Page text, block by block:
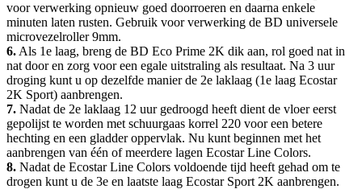
voor verwerking opnieuw goed doorroeren en daarna enkele
minuten laten rusten. Gebruik voor verwerking de BD universele
microvezelroller 9mm.
6. Als 1e laag, breng de BD Eco Prime 2K dik aan, rol goed nat in
nat door en zorg voor een egale uitstraling als resultaat. Na 3 uur
droging kunt u op dezelfde manier de 2e laklaag (1e laag Ecostar
2K Sport) aanbrengen.
7. Nadat de 2e laklaag 12 uur gedroogd heeft dient de vloer eerst
gepolijst te worden met schuurgaas korrel 220 voor een betere
hechting en een gladder oppervlak. Nu kunt beginnen met het
aanbrengen van één of meerdere lagen Ecostar Line Colors.
8. Nadat de Ecostar Line Colors voldoende tijd heeft gehad om te
drogen kunt u de 3e en laatste laag Ecostar Sport 2K aanbrengen.